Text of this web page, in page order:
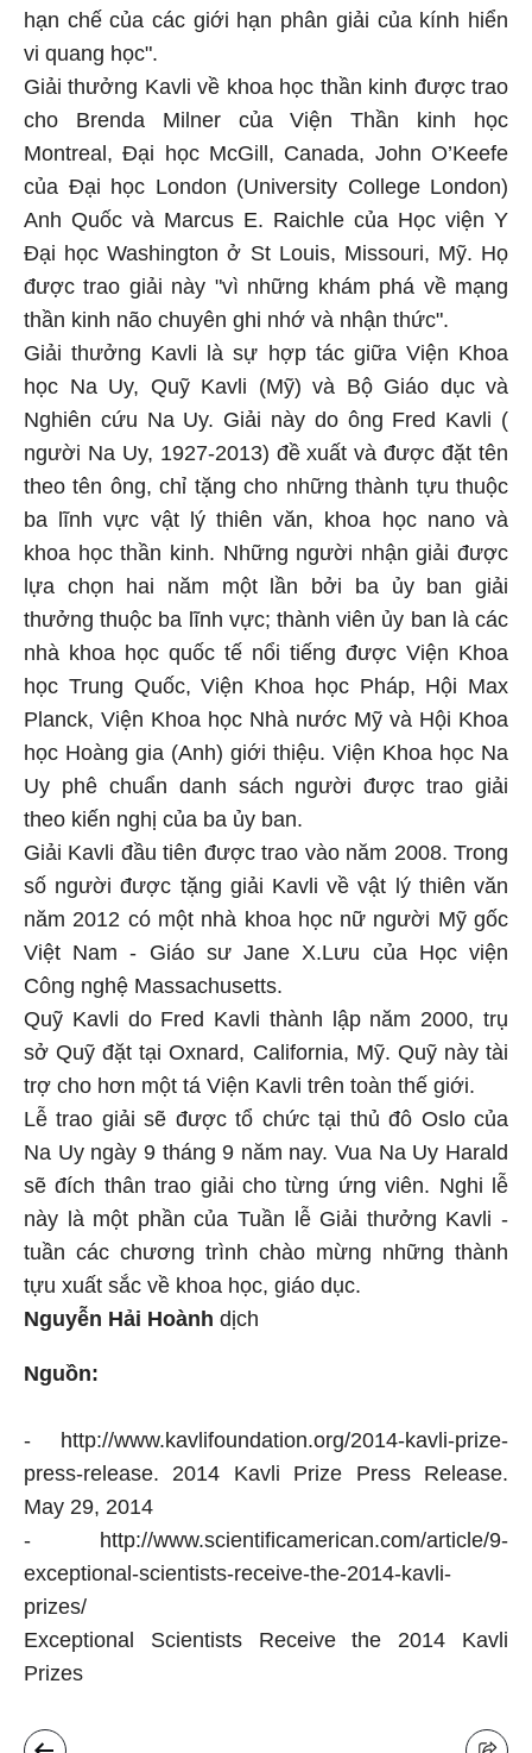
hạn chế của các giới hạn phân giải của kính hiển
vi quang học".
Giải thưởng Kavli về khoa học thần kinh được trao
cho Brenda Milner của Viện Thần kinh học
Montreal, Đại học McGill, Canada, John O’Keefe
của Đại học London (University College London)
Anh Quốc và Marcus E. Raichle của Học viện Y
Đại học Washington ở St Louis, Missouri, Mỹ. Họ
được trao giải này "vì những khám phá về mạng
thần kinh não chuyên ghi nhớ và nhận thức".
Giải thưởng Kavli là sự hợp tác giữa Viện Khoa
học Na Uy, Quỹ Kavli (Mỹ) và Bộ Giáo dục và
Nghiên cứu Na Uy. Giải này do ông Fred Kavli (
người Na Uy, 1927-2013) đề xuất và được đặt tên
theo tên ông, chỉ tặng cho những thành tựu thuộc
ba lĩnh vực vật lý thiên văn, khoa học nano và
khoa học thần kinh. Những người nhận giải được
lựa chọn hai năm một lần bởi ba ủy ban giải
thưởng thuộc ba lĩnh vực; thành viên ủy ban là các
nhà khoa học quốc tế nổi tiếng được Viện Khoa
học Trung Quốc, Viện Khoa học Pháp, Hội Max
Planck, Viện Khoa học Nhà nước Mỹ và Hội Khoa
học Hoàng gia (Anh) giới thiệu. Viện Khoa học Na
Uy phê chuẩn danh sách người được trao giải
theo kiến nghị của ba ủy ban.
Giải Kavli đầu tiên được trao vào năm 2008. Trong
số người được tặng giải Kavli về vật lý thiên văn
năm 2012 có một nhà khoa học nữ người Mỹ gốc
Việt Nam - Giáo sư Jane X.Lưu của Học viện
Công nghệ Massachusetts.
Quỹ Kavli do Fred Kavli thành lập năm 2000, trụ
sở Quỹ đặt tại Oxnard, California, Mỹ. Quỹ này tài
trợ cho hơn một tá Viện Kavli trên toàn thế giới.
Lễ trao giải sẽ được tổ chức tại thủ đô Oslo của
Na Uy ngày 9 tháng 9 năm nay. Vua Na Uy Harald
sẽ đích thân trao giải cho từng ứng viên. Nghi lễ
này là một phần của Tuần lễ Giải thưởng Kavli -
tuần các chương trình chào mừng những thành
tựu xuất sắc về khoa học, giáo dục.
Nguyễn Hải Hoành dịch
Nguồn:
- http://www.kavlifoundation.org/2014-kavli-prize-
press-release. 2014 Kavli Prize Press Release.
May 29, 2014
- http://www.scientificamerican.com/article/9-
exceptional-scientists-receive-the-2014-kavli-
prizes/
Exceptional Scientists Receive the 2014 Kavli
Prizes